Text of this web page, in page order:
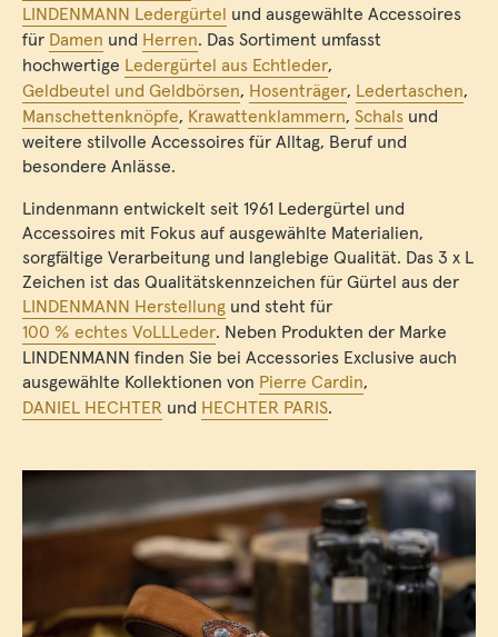
LINDENMANN Ledergürtel und ausgewählte Accessoires
für Damen und Herren. Das Sortiment umfasst
hochwertige Ledergürtel aus Echtleder,
Geldbeutel und Geldbörsen, Hosenträger, Ledertaschen,
Manschettenknöpfe, Krawattenklammern, Schals und
weitere stilvolle Accessoires für Alltag, Beruf und
besondere Anlässe.
Lindenmann entwickelt seit 1961 Ledergürtel und
Accessoires mit Fokus auf ausgewählte Materialien,
sorgfältige Verarbeitung und langlebige Qualität. Das 3 x L
Zeichen ist das Qualitätskennzeichen für Gürtel aus der
LINDENMANN Herstellung und steht für
100 % echtes VoLLLeder. Neben Produkten der Marke
LINDENMANN finden Sie bei Accessories Exclusive auch
ausgewählte Kollektionen von Pierre Cardin,
DANIEL HECHTER und HECHTER PARIS.